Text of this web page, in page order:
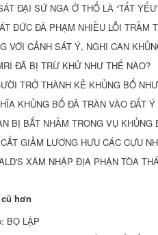
ĐẠI SỨ NGA Ở THỔ LÀ “TẤT
ĐỨC ĐÃ PHẠM NHIỀU LỖI TRẦM
VỚI CẢNH SÁT Ý, NGHI CAN
ĐÃ BỊ TRỪ KHỬ NHƯ THẾ NÀO?
TRỞ THÀNH KẺ KHỦNG BỐ
KHỦNG BỐ ĐÃ TRÀN VÀO ĐẤT Ý
BỊ BẮT NHẦM TRONG VỤ
GIẢM LƯƠNG HƯU CÁC CỰU
XÂM NHẬP ĐỊA PHẬN TÒA
hơn
BỌ LẬP